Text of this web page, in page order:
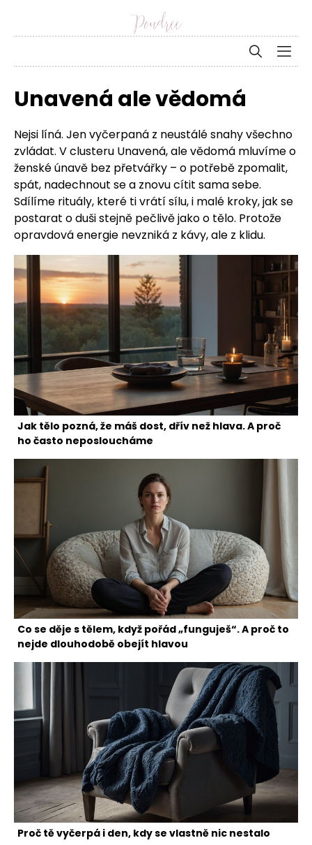
Unavená ale vědomá
Nejsi líná. Jen vyčerpaná z neustálé snahy všechno
zvládat. V clusteru Unavená, ale vědomá mluvíme o
ženské únavě bez přetvářky – o potřebě zpomalit,
spát, nadechnout se a znovu cítit sama sebe.
Sdílíme rituály, které ti vrátí sílu, i malé kroky, jak se
postarat o duši stejně pečlivě jako o tělo. Protože
opravdová energie nevzniká z kávy, ale z klidu.
Jak tělo pozná, že máš dost, dřív než hlava. A proč
ho často neposloucháme
Co se děje s tělem, když pořád „funguješ“. A proč to
nejde dlouhodobě obejít hlavou
Proč tě vyčerpá i den, kdy se vlastně nic nestalo